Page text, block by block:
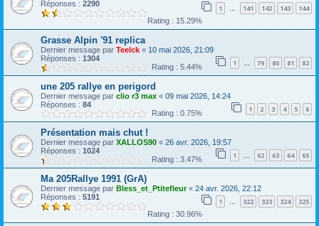
Réponses : 2290 1 … 141 142 143 144
Rating : 15.29%
Grasse Alpin '91 replica
Dernier message par Teelck « 10 mai 2026, 21:09
Réponses : 1304 1 … 79 80 81 82
Rating : 5.44%
une 205 rallye en perigord
Dernier message par clio r3 max « 09 mai 2026, 14:24
Réponses : 84 1 2 3 4 5 6
Rating : 0.75%
Présentation mais chut !
Dernier message par XALLOS90 « 26 avr. 2026, 19:57
Réponses : 1024 1 … 62 63 64 65
Rating : 3.47%
Ma 205Rallye 1991 (GrA)
Dernier message par Bless_et_Ptitefleur« 24 avr. 2026, 22:12
Réponses : 5191 1 … 322 323 324 325
Rating : 30.96%